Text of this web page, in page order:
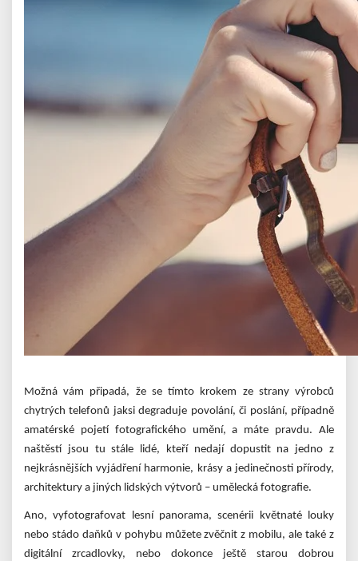
Možná vám připadá, že se tímto krokem ze strany výrobců
chytrých telefonů jaksi degraduje povolání, či poslání, případně
amatérské pojetí fotografického umění, a máte pravdu. Ale
naštěstí jsou tu stále lidé, kteří nedají dopustit na jedno z
nejkrásnějších vyjádření harmonie, krásy a jedinečnosti přírody,
architektury a jiných lidských výtvorů – umělecká fotografie.
Ano, vyfotografovat lesní panorama, scenérii květnaté louky
nebo stádo daňků v pohybu můžete zvěčnit z mobilu, ale také z
digitální zrcadlovky, nebo dokonce ještě starou dobrou